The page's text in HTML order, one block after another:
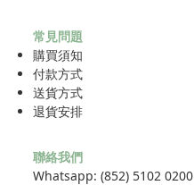
常見問題
購買須知
付款方式
送貨方式
退貨安排
聯絡我們
Whatsapp: (852) 5102 0200